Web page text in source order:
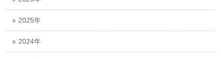
2025年
2024年